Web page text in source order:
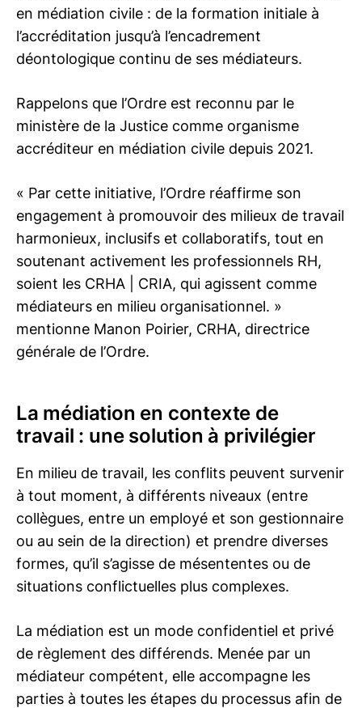
en médiation civile : de la formation initiale à
l’accréditation jusqu’à l’encadrement
déontologique continu de ses médiateurs.
Rappelons que l’Ordre est reconnu par le
ministère de la Justice comme organisme
accréditeur en médiation civile depuis 2021.
« Par cette initiative, l’Ordre réaffirme son
engagement à promouvoir des milieux de travail
harmonieux, inclusifs et collaboratifs, tout en
soutenant activement les professionnels RH,
soient les CRHA | CRIA, qui agissent comme
médiateurs en milieu organisationnel. »
mentionne Manon Poirier, CRHA, directrice
générale de l’Ordre.
La médiation en contexte de
travail : une solution à privilégier
En milieu de travail, les conflits peuvent survenir
à tout moment, à différents niveaux (entre
collègues, entre un employé et son gestionnaire
ou au sein de la direction) et prendre diverses
formes, qu’il s’agisse de mésententes ou de
situations conflictuelles plus complexes.
La médiation est un mode confidentiel et privé
de règlement des différends. Menée par un
médiateur compétent, elle accompagne les
parties à toutes les étapes du processus afin de